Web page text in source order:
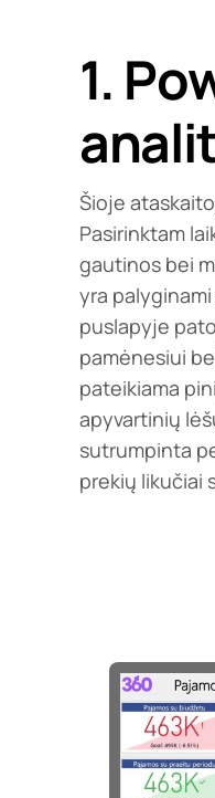
1.
Šioje
Pasirinktam
gautinos bei
yra
puslapyje
pamėnesiui
pateikiama
apyvartinių
sutrumpinta
prekių likučiai